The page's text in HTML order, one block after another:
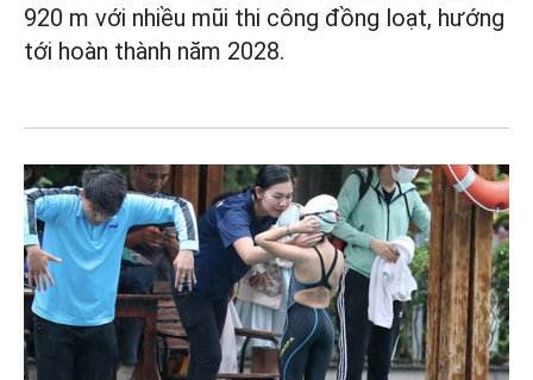
920 m với nhiều mũi thi công đồng loạt, hướng
tới hoàn thành năm 2028.